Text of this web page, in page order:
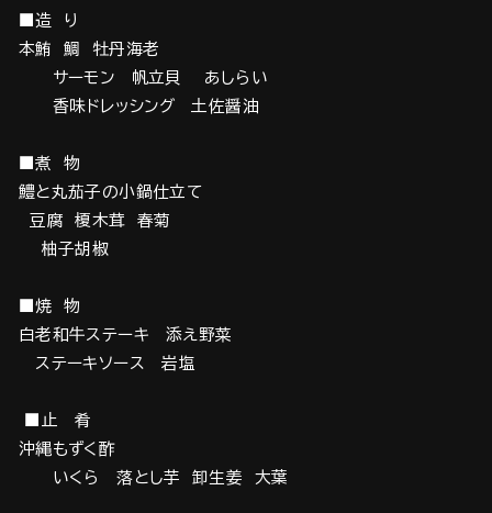
■造 り
本鮪 鯛 牡丹海老
サーモン 帆立貝 あしらい
香味ドレッシング 土佐醤油
■煮 物
鱧と丸茄子の小鍋仕立て
豆腐 榎木茸 春菊
柚子胡椒
■焼 物
白老和牛ステーキ 添え野菜
ステーキソース 岩塩
■止 肴
沖縄もずく酢
いくら 落とし芋 卸生姜 大葉